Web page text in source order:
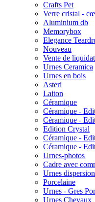
Crafts Pet
Verre cristal -
Aluminium db
Memorybox
Elegance
Nouveau
Vente de
Urnes Ceramica
Urnes en bois
Asteri
Laiton
Céramique
Céramique -
Céramique -
Edition Crystal
Céramique -
Céramique -
Urnes-photos
Cadre avec
Urnes dispersion
Porcelaine
Urnes - Gres
Urnes Chevaux